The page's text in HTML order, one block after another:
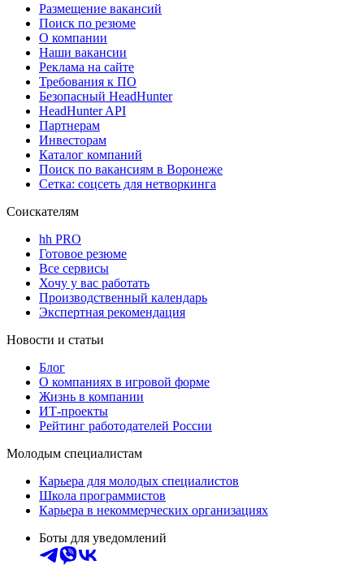
Размещение вакансий
Поиск по резюме
О компании
Наши вакансии
Реклама на сайте
Требования к ПО
Безопасный HeadHunter
HeadHunter API
Партнерам
Инвесторам
Каталог компаний
Поиск по вакансиям в Воронеже
Сетка: соцсеть для нетворкинга
Соискателям
hh PRO
Готовое резюме
Все сервисы
Хочу у вас работать
Производственный календарь
Экспертная рекомендация
Новости и статьи
Блог
О компаниях в игровой форме
Жизнь в компании
ИТ-проекты
Рейтинг работодателей России
Молодым специалистам
Карьера для молодых специалистов
Школа программистов
Карьера в некоммерческих организациях
Боты для уведомлений